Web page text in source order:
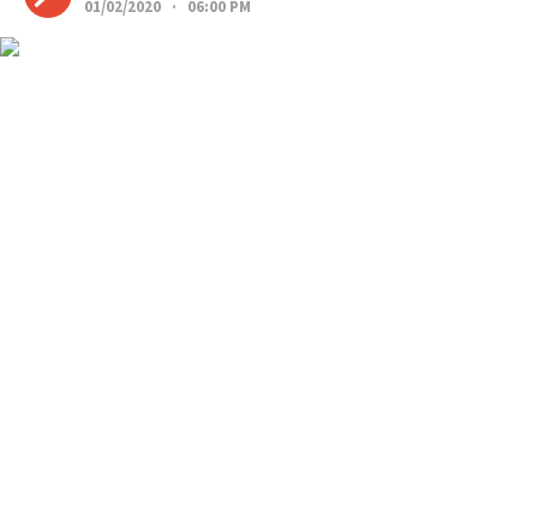
01/02/2020 · 06:00 PM